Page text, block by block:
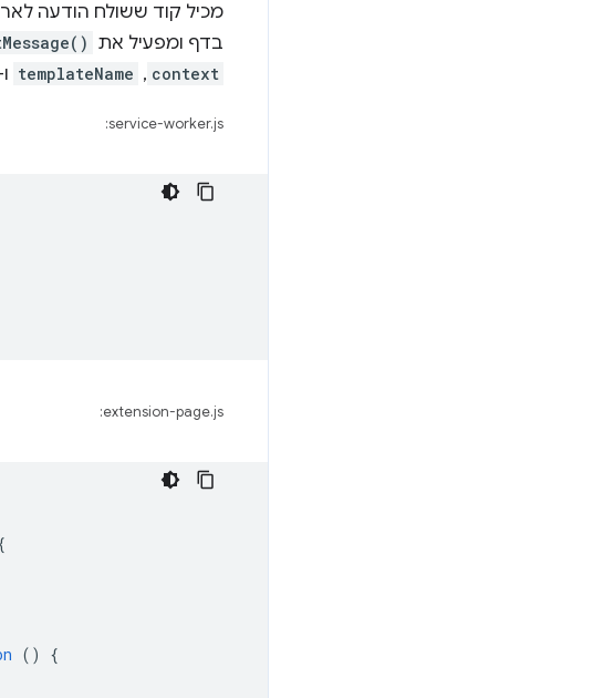
מכיל קוד ששולח הודעה
בדף ומפעיל את
context
,‏
templateName
service-worker.js:
extension-page.js:
()
{